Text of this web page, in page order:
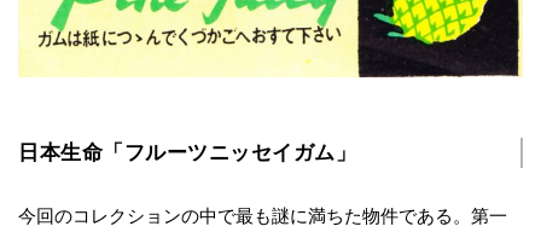
日本生命「フルーツニッセイガム」
今回のコレクションの中で最も謎に満ちた物件である。第一